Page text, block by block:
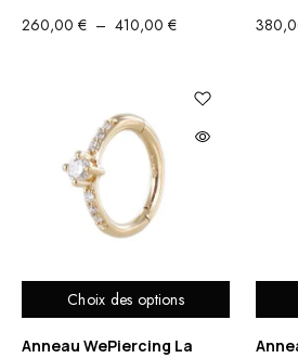
260,00 € – 410,00 €PLAGE
260,00 €
Choix des options
Anneau WePiercing La